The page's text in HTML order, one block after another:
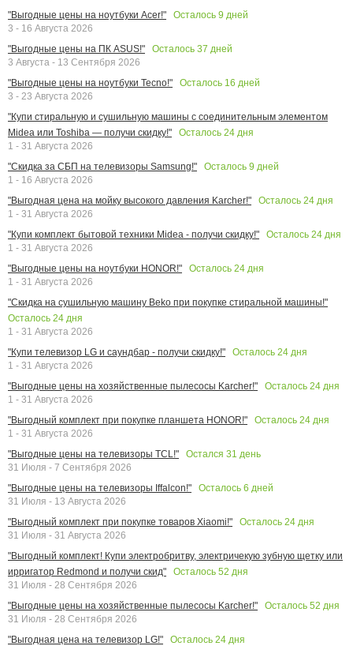
"Выгодные цены на ноутбуки Acer!"
Осталось 9 дней
3 - 16 Августа 2026
"Выгодные цены на ПК ASUS!"
Осталось 37 дней
3 Августа - 13 Сентября 2026
"Выгодные цены на ноутбуки Tecno!"
Осталось 16 дней
3 - 23 Августа 2026
"Купи стиральную и сушильную машины с соединительным элементом
Midea или Toshiba — получи скидку!"
Осталось 24 дня
1 - 31 Августа 2026
"Скидка за СБП на телевизоры Samsung!"
Осталось 9 дней
1 - 16 Августа 2026
"Выгодная цена на мойку высокого давления Karcher!"
Осталось 24 дня
1 - 31 Августа 2026
"Купи комплект бытовой техники Midea - получи скидку!"
Осталось 24 дня
1 - 31 Августа 2026
"Выгодные цены на ноутбуки HONOR!"
Осталось 24 дня
1 - 31 Августа 2026
"Скидка на сушильную машину Beko при покупке стиральной машины!"
Осталось 24 дня
1 - 31 Августа 2026
"Купи телевизор LG и саундбар - получи скидку!"
Осталось 24 дня
1 - 31 Августа 2026
"Выгодные цены на хозяйственные пылесосы Karcher!"
Осталось 24 дня
1 - 31 Августа 2026
"Выгодный комплект при покупке планшета HONOR!"
Осталось 24 дня
1 - 31 Августа 2026
"Выгодные цены на телевизоры TCL!"
Остался 31 день
31 Июля - 7 Сентября 2026
"Выгодные цены на телевизоры Iffalcon!"
Осталось 6 дней
31 Июля - 13 Августа 2026
"Выгодный комплект при покупке товаров Xiaomi!"
Осталось 24 дня
31 Июля - 31 Августа 2026
"Выгодный комплект! Купи электробритву, электричекую зубную щетку или
ирригатор Redmond и получи скид"
Осталось 52 дня
31 Июля - 28 Сентября 2026
"Выгодные цены на хозяйственные пылесосы Karcher!"
Осталось 52 дня
31 Июля - 28 Сентября 2026
"Выгодная цена на телевизор LG!"
Осталось 24 дня